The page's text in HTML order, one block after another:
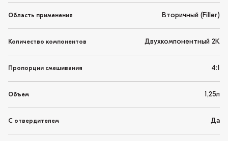
Область применения Вторичный (Filler)
Количество компонентов Двухкомпонентный 2K
Пропорции смешивания 4:1
Объем 1,25л
С отвердителем Да